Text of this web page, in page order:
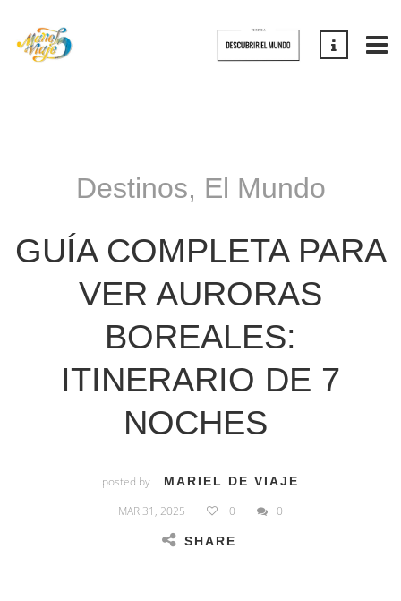
Destinos, El Mundo
GUÍA COMPLETA PARA
VER AURORAS
BOREALES:
ITINERARIO DE 7
NOCHES
posted by MARIEL DE VIAJE
MAR 31, 2025 0 0
SHARE